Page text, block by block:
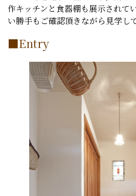
作キッチンと食器棚も展示されて
い勝手もご確認頂きながら見学し
■Entry